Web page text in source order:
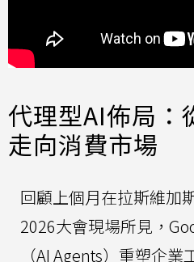
代理型AI佈局：
走向消費市場
回顧上個月在拉斯維加
2026大會現場所見，
（AI Agents）重塑企